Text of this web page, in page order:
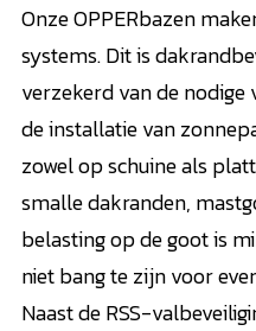
Onze OPPERbazen
systems. Dit is
verzekerd van de
de installatie van
zowel op schuine als
smalle dakranden,
belasting op de goot is
niet bang te zijn voor
Naast de RSS-